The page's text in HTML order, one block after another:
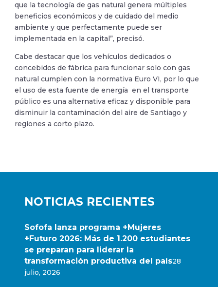
NOTICIAS RECIENTES
Sofofa lanza programa +Mujeres
+Futuro 2026: Más de 1.200 estudiantes
se preparan para liderar la
transformación productiva del país28
julio, 2026
que la tecnología de gas natural genera múltiples
beneficios económicos y de cuidado del medio
ambiente y que perfectamente puede ser
implementada en la capital”, precisó.
Cabe destacar que los vehículos dedicados o
concebidos de fábrica para funcionar solo con gas
natural cumplen con la normativa Euro VI, por lo que
el uso de esta fuente de energía en el transporte
público es una alternativa eficaz y disponible para
disminuir la contaminación del aire de Santiago y
regiones a corto plazo.